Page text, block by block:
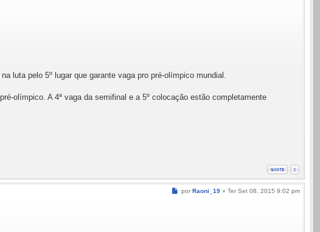
luta pelo 5º lugar que garante vaga pro pré-olímpico mundial.
olímpico. A 4ª vaga da semifinal e a 5º colocação estão completamente
Mensagem
por Raoni_19 » Ter Set 08, 2015 9:02 pm